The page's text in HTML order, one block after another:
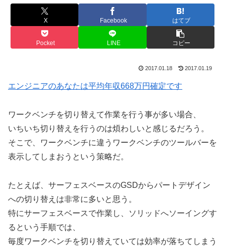
X Facebook はてブ
Pocket LINE コピー
2017.01.18 2017.01.19
エンジニアのあなたは平均年収668万円確定です
ワークベンチを切り替えて作業を行う事が多い場合、
いちいち切り替えを行うのは煩わしいと感じるだろう。
そこで、ワークベンチに違うワークベンチのツールバーを
表示してしまおうという策略だ。
たとえば、サーフェスベースのGSDからパートデザイン
への切り替えは非常に多いと思う。
特にサーフェスベースで作業し、ソリッドへソーイングす
るという手順では、
毎度ワークベンチを切り替えていては効率が落ちてしまう